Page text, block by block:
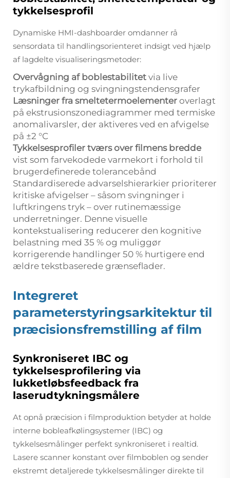
tykkelsesprofil
Dynamiske HMI-dashboarder omdanner rå
sensordata til handlingsorienteret indsigt ved hjælp
af lagdelte visualiseringsmetoder:
Overvågning af boblestabilitet via live
trykafbildning og svingningstendensgrafer
Læsninger fra smeltetermoelementer overlagt
på ekstrusionszonediagrammer med termiske
anomalivarsler, der aktiveres ved en afvigelse
på ±2 °C
Tykkelsesprofiler tværs over filmens bredde
vist som farvekodede varmekort i forhold til
brugerdefinerede tolerancebånd
Standardiserede advarselshierarkier prioriterer
kritiske afvigelser – såsom svingninger i
luftkringens tryk – over rutinemæssige
underretninger. Denne visuelle
kontekstualisering reducerer den kognitive
belastning med 35 % og muliggør
korrigerende handlinger 50 % hurtigere end
ældre tekstbaserede grænseflader.
Integreret
parameterstyringsarkitektur til
præcisionsfremstilling af film
Synkroniseret IBC og
tykkelsesprofilering via
lukketløbsfeedback fra
laserudtykningsmålere
At opnå præcision i filmproduktion betyder at holde
interne bobleafkølingsystemer (IBC) og
tykkelsesmålinger perfekt synkroniseret i realtid.
Lasere scanner konstant over filmboblen og sender
ekstremt detaljerede tykkelsesmålinger direkte til